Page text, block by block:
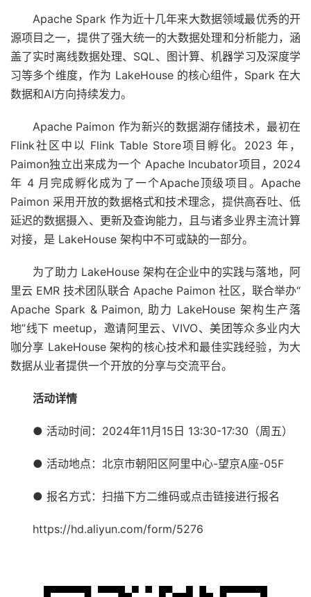
Apache Spark 作为近十几年来大数据领域最优秀的开
源项目之一，提供了强大统一的大数据处理和分析能力，涵
盖了实时离线数据处理、SQL、图计算、机器学习及深度学
习等多个维度，作为 LakeHouse 的核心组件，Spark 在大
数据和AI方向持续发力。
Apache Paimon 作为新兴的数据湖存储技术，最初在
Flink社区中以 Flink Table Store项目孵化。2023 年，
Paimon独立出来成为一个 Apache Incubator项目，2024
年 4 月完成孵化成为了一个Apache顶级项目。Apache
Paimon 采用开放的数据格式和技术理念，提供高吞吐、低
延迟的数据摄入、更新及查询能力，且与诸多业界主流计算
对接，是 LakeHouse 架构中不可或缺的一部分。
为了助力 LakeHouse 架构在企业中的实践与落地，阿
里云 EMR 技术团队联合 Apache Paimon 社区，联合举办“
Apache Spark & Paimon, 助力 LakeHouse 架构生产落
地”线下 meetup，邀请阿里云、VIVO、美团等众多业内大
咖分享 LakeHouse 架构的核心技术和最佳实践经验，为大
数据从业者提供一个开放的分享与交流平台。
活动详情
● 活动时间：2024年11月15日 13:30-17:30（周五）
● 活动地点：北京市朝阳区阿里中心-望京A座-05F
● 报名方式：扫描下方二维码或点击链接进行报名
https://hd.aliyun.com/form/5276